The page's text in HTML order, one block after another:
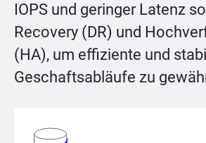
IOPS und geringer Latenz
Recovery (DR) und
(HA), um effiziente und
Geschaftsabläufe zu